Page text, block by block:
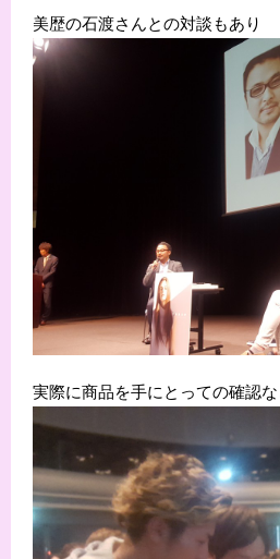
美歴の石渡さんとの対談もあり
実際に商品を手にとっての確認